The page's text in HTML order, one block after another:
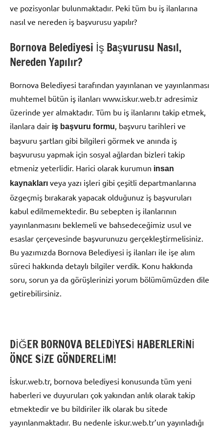
ve pozisyonlar bulunmaktadır. Peki tüm bu iş ilanlarına
nasıl ve nereden iş başvurusu yapılır?
Bornova Belediyesi İş Başvurusu Nasıl,
Nereden Yapılır?
Bornova Belediyesi tarafından yayınlanan ve yayınlanması
muhtemel bütün iş ilanları www.iskur.web.tr adresimiz
üzerinde yer almaktadır. Tüm bu iş ilanlarını takip etmek,
ilanlara dair iş başvuru formu , başvuru tarihleri ve
başvuru şartları gibi bilgileri görmek ve anında iş
başvurusu yapmak için sosyal ağlardan bizleri takip
etmeniz yeterlidir. Harici olarak kurumun insan
kaynakları veya yazı işleri gibi çeşitli departmanlarına
özgeçmiş bırakarak yapacak olduğunuz iş başvuruları
kabul edilmemektedir. Bu sebepten iş ilanlarının
yayınlanmasını beklemeli ve bahsedeceğimiz usul ve
esaslar çerçevesinde başvurunuzu gerçekleştirmelisiniz.
Bu yazımızda Bornova Belediyesi iş ilanları ile işe alım
süreci hakkında detaylı bilgiler verdik. Konu hakkında
soru, sorun ya da görüşlerinizi yorum bölümümüzden dile
getirebilirsiniz.
DİĞER BORNOVA BELEDİYESİ HABERLERİNİ
ÖNCE SİZE GÖNDERELİM!
İskur.web.tr, bornova belediyesi konusunda tüm yeni
haberleri ve duyuruları çok yakından anlık olarak takip
etmektedir ve bu bildiriler ilk olarak bu sitede
yayınlanmaktadır. Bu nedenle iskur.web.tr’un yayınladığı